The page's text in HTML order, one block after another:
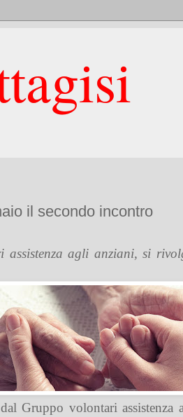
il secondo incontro
assistenza agli anziani, si
Gruppo volontari